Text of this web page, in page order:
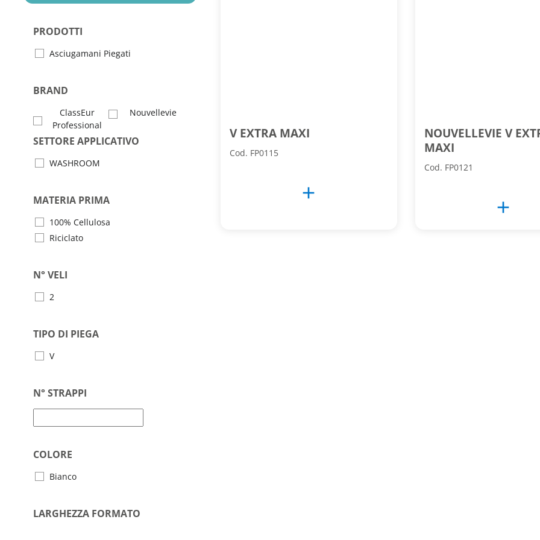
PRODOTTI
Asciugamani Piegati
BRAND
ClassEur
Professional
Nouvellevie
SETTORE APPLICATIVO
WASHROOM
MATERIA PRIMA
100% Cellulosa
Riciclato
N° VELI
2
TIPO DI PIEGA
V
N° STRAPPI
COLORE
Bianco
LARGHEZZA FORMATO
V EXTRA MAXI
Cod. FP0115
add
NOUVELLEVIE V
MAXI
Cod. FP0121
add